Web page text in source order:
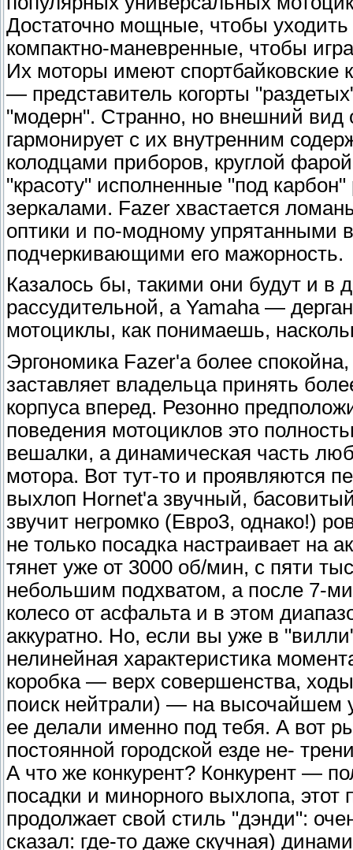
Достаточно мощные, чтобы
компактно-маневренные, чтобы
Их моторы имеют спортбайковские
— представитель когорты
"модерн". Странно, но внешний вид
гармонирует с их внутренним
колодцами приборов, круглой
"красоту" исполненные "под
зеркалами. Fazer хвастается
оптики и по-модному упрятанными
подчеркивающими его мажорность.
Казалось бы, такими они будут и в
рассудительной, а Yamaha —
мотоциклы, как понимаешь,
Эргономика Fazer'a более
заставляет владельца принять
корпуса вперед. Резонно
поведения мотоциклов это
вешалки, а динамическая часть
мотора. Вот тут-то и проявляются
выхлоп Hornet'a звучный,
звучит негромко (Евро3, однако!)
не только посадка настраивает на
тянет уже от 3000 об/мин, с пяти
небольшим подхватом, а после 7-
колесо от асфальта и в этом
аккуратно. Но, если вы уже в
нелинейная характеристика
коробка — верх совершенства,
поиск нейтрали) — на высочайшем
ее делали именно под тебя. А вот
постоянной городской езде не-
А что же конкурент? Конкурент —
посадки и минорного выхлопа,
продолжает свой стиль "дэнди":
сказал: где-то даже скучная)